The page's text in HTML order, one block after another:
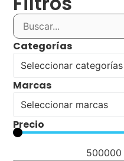
Categorías
Seleccionar categorías
Marcas
Seleccionar marcas
Precio
500000